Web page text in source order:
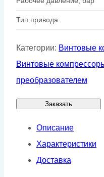
Тип привода
Категории: Винтовые
Винтовые
преобразователем
Заказать
Описание
Характеристики
Доставка